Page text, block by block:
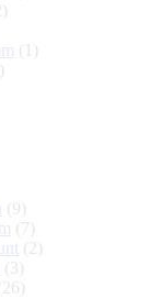
(1)
(9)
(7)
(2)
(3)